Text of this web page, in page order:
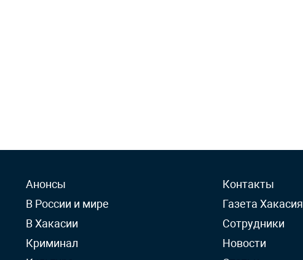
Анонсы
В России и мире
В Хакасии
Криминал
Контакты
Газета Хакасия
Сотрудники
Новости